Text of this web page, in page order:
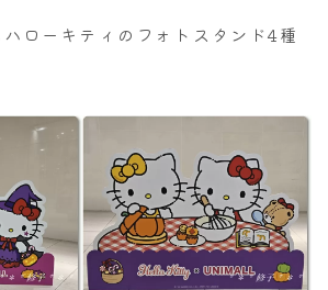
ローキティのフォトスタンド4種